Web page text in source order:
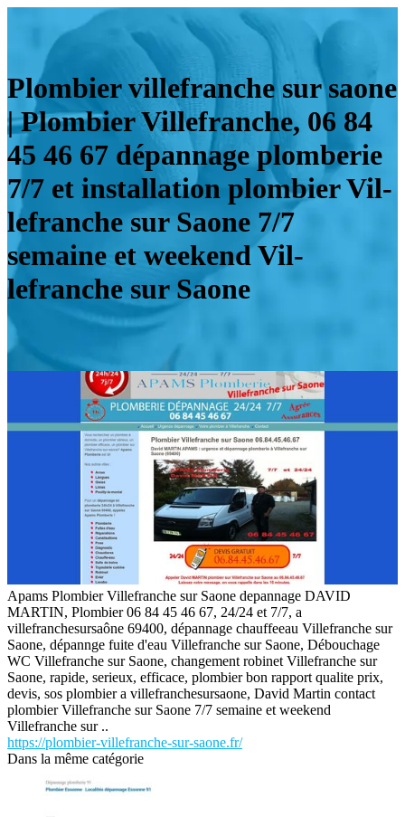
Plombier vil­lefranche sur saone
| Plombier Vil­lefranche, 06 84
45 46 67 dépannage plomberie
7/7 et instal­la­tion plombier Vil­
lefranche sur Saone 7/7
semaine et weekend Vil­
lefranche sur Saone
Apams Plombier Villefranche sur Saone depannage DAVID
MARTIN, Plombier 06 84 45 46 67, 24/24 et 7/7, a
villefranchesursaône 69400, dépannage chauffeeau Villefranche sur
Saone, dépannge fuite d'eau Villefranche sur Saone, Débouchage
WC Villefranche sur Saone, changement robinet Villefranche sur
Saone, rapide, serieux, efficace, plombier bon rapport qualite prix,
devis, sos plombier a villefranchesursaone, David Martin contact
plombier Villefranche sur Saone 7/7 semaine et weekend
Villefranche sur ..
https://plombier-villefranche-sur-saone.fr/
Dans la même catégorie